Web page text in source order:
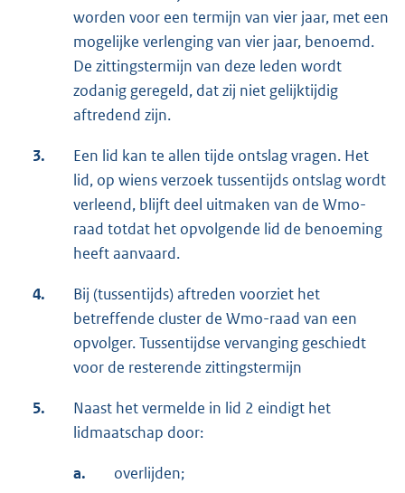
worden voor een termijn van vier jaar, met een
mogelijke verlenging van vier jaar, benoemd.
De zittingstermijn van deze leden wordt
zodanig geregeld, dat zij niet gelijktijdig
aftredend zijn.
3.
Een lid kan te allen tijde ontslag vragen. Het
lid, op wiens verzoek tussentijds ontslag wordt
verleend, blijft deel uitmaken van de Wmo-
raad totdat het opvolgende lid de benoeming
heeft aanvaard.
4.
Bij (tussentijds) aftreden voorziet het
betreffende cluster de Wmo-raad van een
opvolger. Tussentijdse vervanging geschiedt
voor de resterende zittingstermijn
5.
Naast het vermelde in lid 2 eindigt het
lidmaatschap door:
a. overlijden;